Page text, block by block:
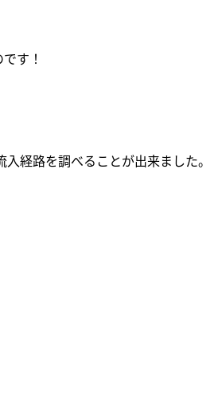
す！
経路を調べることが出来ました。